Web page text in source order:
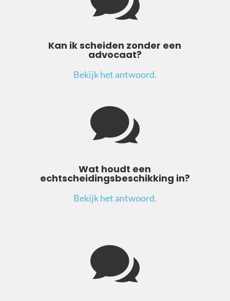
Kan ik scheiden zonder een
advocaat?
Bekijk het antwoord.

Wat houdt een
echtscheidingsbeschikking in?
Bekijk het antwoord.
